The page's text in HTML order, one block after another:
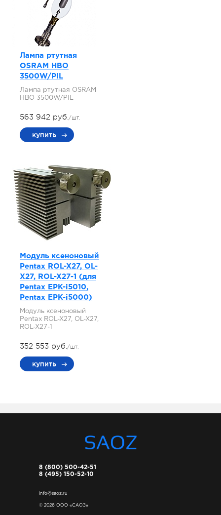
Лампа ртутная
OSRAM HBO
3500W/PIL
Лампа ртутная OSRAM
HBO 3500W/PIL
563 942 руб./шт.
купить
Модуль ксеноновый
Pentax ROL-X27, OL-
X27, ROL-X27-1 (для
Pentax EPK-i5010,
Pentax EPK-i5000)
Модуль ксеноновый
Pentax ROL-X27, OL-X27,
ROL-X27-1
352 553 руб./шт.
купить
8 (800) 500-42-51
8 (495) 150-52-10
info@saoz.ru
© 2026 ООО «САОЗ»